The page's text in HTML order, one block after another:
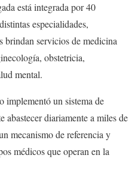
está integrada por 40
especialidades,
brindan servicios de medicina
obstetricia,
mental.
implementó un sistema de
abastecer diariamente a miles de
mecanismo de referencia y
médicos que operan en la